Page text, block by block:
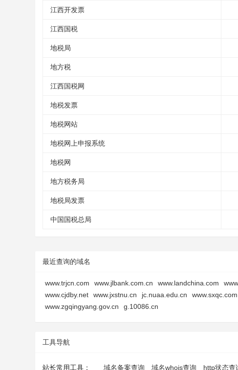
江西开发票
江西国税
地税局
地方税
江西国税网
地税发票
地税网站
地税网上申报系统
地税网
地方税务局
地税局发票
中国国税总局
最近查询的域名
www.trjcn.com www.jlbank.com.cn www.landchina.com
www.cjdby.net
www.jxstnu.cn jc.nuaa.edu.cn www.sxqc.com
www.zgqingyang.gov.cn
g.10086.cn
工具导航
站长常用工具： 域名备案查询 域名whois查询 http状态查